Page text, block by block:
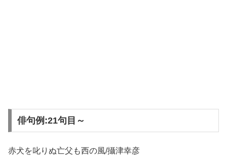
俳句例:21句目～
赤犬を叱りぬ亡父も西の風/攝津幸彦